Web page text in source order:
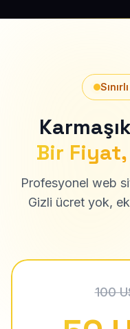
Bir
Profesyonel web
Gizli ücret yok,
100